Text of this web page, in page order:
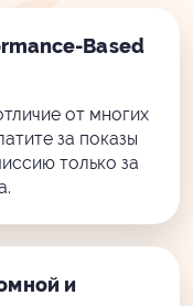
Based
от многих
за показы
только за
и